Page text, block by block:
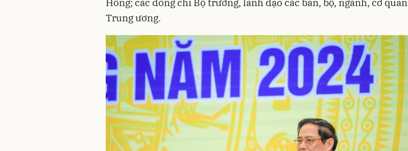
Hồng; các đồng chí Bộ trưởng, lãnh đạo các ban, bộ, ngành, cơ quan
Trung ương.